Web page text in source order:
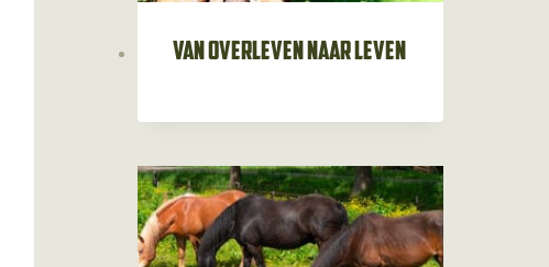
Van overleven naar leven